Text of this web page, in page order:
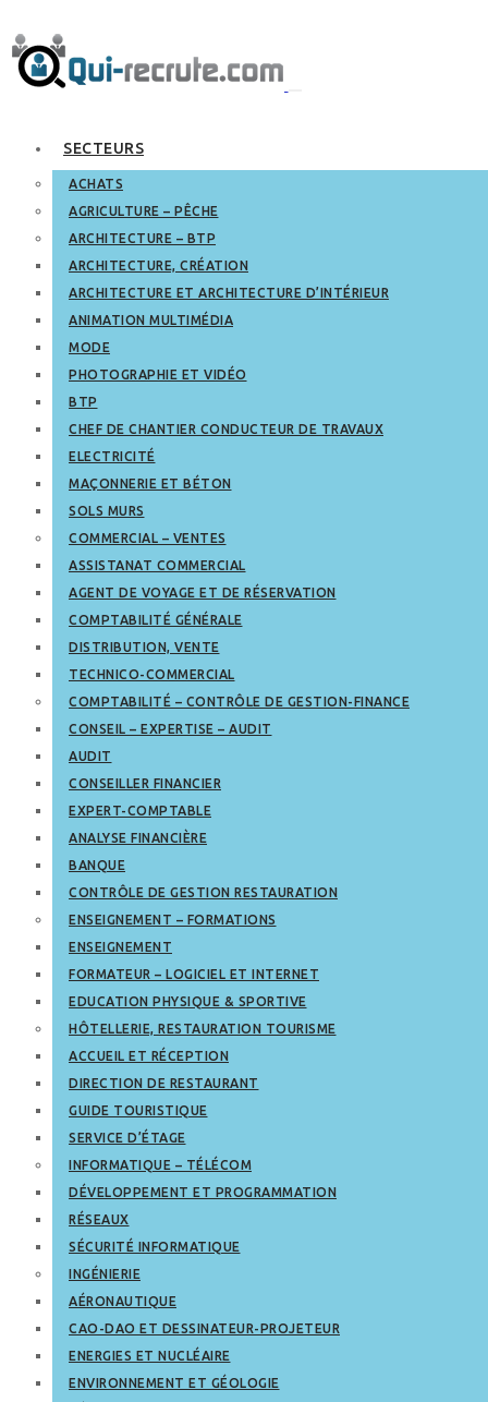
SECTEURS
ACHATS
AGRICULTURE – PÊCHE
ARCHITECTURE – BTP
ARCHITECTURE, CRÉATION
ARCHITECTURE ET ARCHITECTURE D’INTÉRIEUR
ANIMATION MULTIMÉDIA
MODE
PHOTOGRAPHIE ET VIDÉO
BTP
CHEF DE CHANTIER CONDUCTEUR DE TRAVAUX
ELECTRICITÉ
MAÇONNERIE ET BÉTON
SOLS MURS
COMMERCIAL – VENTES
ASSISTANAT COMMERCIAL
AGENT DE VOYAGE ET DE RÉSERVATION
COMPTABILITÉ GÉNÉRALE
DISTRIBUTION, VENTE
TECHNICO-COMMERCIAL
COMPTABILITÉ – CONTRÔLE DE GESTION-FINANCE
CONSEIL – EXPERTISE – AUDIT
AUDIT
CONSEILLER FINANCIER
EXPERT-COMPTABLE
ANALYSE FINANCIÈRE
BANQUE
CONTRÔLE DE GESTION RESTAURATION
ENSEIGNEMENT – FORMATIONS
ENSEIGNEMENT
FORMATEUR – LOGICIEL ET INTERNET
EDUCATION PHYSIQUE & SPORTIVE
HÔTELLERIE, RESTAURATION TOURISME
ACCUEIL ET RÉCEPTION
DIRECTION DE RESTAURANT
GUIDE TOURISTIQUE
SERVICE D’ÉTAGE
INFORMATIQUE – TÉLÉCOM
DÉVELOPPEMENT ET PROGRAMMATION
RÉSEAUX
SÉCURITÉ INFORMATIQUE
INGÉNIERIE
AÉRONAUTIQUE
CAO-DAO ET DESSINATEUR-PROJETEUR
ENERGIES ET NUCLÉAIRE
ENVIRONNEMENT ET GÉOLOGIE